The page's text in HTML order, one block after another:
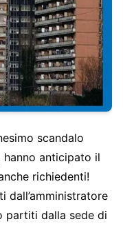
scandalo
anticipato il
richiedenti!
dall’amministratore
partiti dalla sede di